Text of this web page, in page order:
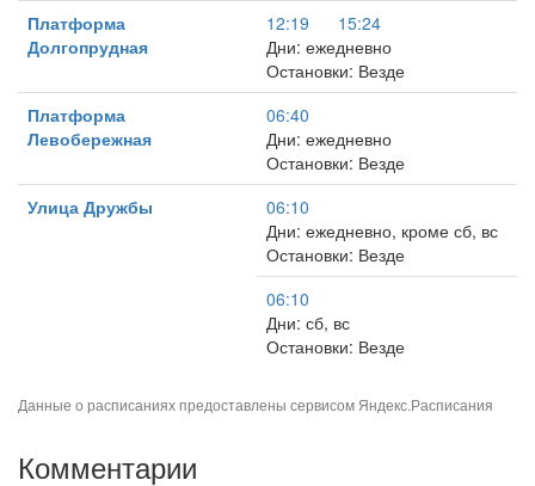
Платформа
Долгопрудная
12:19
15:24
Дни: ежедневно
Остановки: Везде
Платформа
Левобережная
06:40
Дни: ежедневно
Остановки: Везде
Улица Дружбы
06:10
Дни: ежедневно, кроме сб, вс
Остановки: Везде
06:10
Дни: сб, вс
Остановки: Везде
Данные о расписаниях предоставлены сервисом Яндекс.Расписания
Комментарии